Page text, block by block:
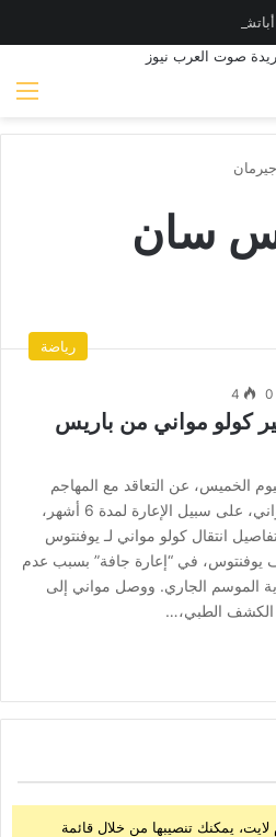
في الإمارات لصيد المسـيّرات
سان
رياضة
0
4
كولو مواني من باريس
الخميس، عن التعاقد مع المهاجم
الدولي الفرنسي راندال كولو مواني، على سبيل الإعارة لمدة 6 أشهر،
انتقال كولو مواني لـ يوفنتوس
في “إعارة جافة” بسبب عدم
الموسم الجاري. ووصل مواني إلى
الكشف الطبي،…
يمكنك تنصيبها من خلال قائمة